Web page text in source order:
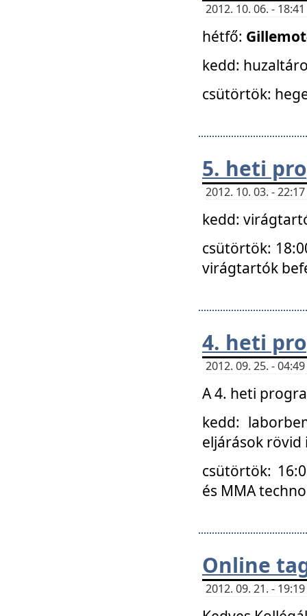
2012. 10. 06. -
hétfő:
kedd:
csütörtök:
5. heti
2012. 10. 03. -
kedd:
csütörtök:
virágtartók
4. heti
2012. 09. 25. -
A 4. heti
kedd:
eljárások
csütörtök:
és MMA
Online
2012. 09. 21. -